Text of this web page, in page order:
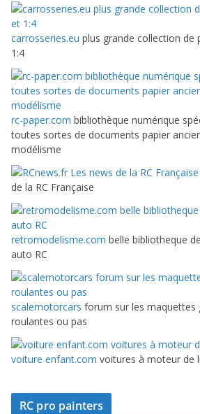
carrosseries.eu plus grande collection de
1:4
rc-paper.com bibliothèque numérique
toutes sortes de documents papier
modélisme
de la RC Française
retromodelisme.com belle bibliotheque
auto RC
scalemotorcars forum sur les maquettes
roulantes ou pas
voiture enfant.com voitures à moteur de
RC pro painters